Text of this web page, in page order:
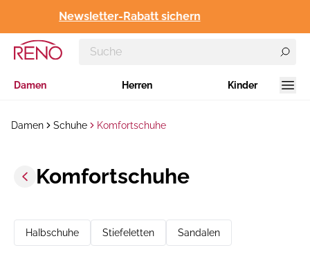
Newsletter-Rabatt sichern
Damen Herren Kinder
Damen Schuhe Komfortschuhe
Komfortschuhe
Halbschuhe Stiefeletten Sandalen